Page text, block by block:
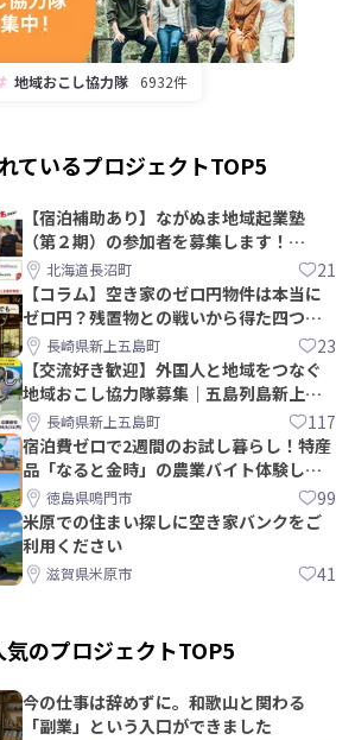
地域おこし協力隊 6932件
ているプロジェクトTOP5
【宿泊補助あり】ながぬま地域起業塾
（第２期）の参加者を募集します！
【8/21〆】
北海道長沼町 21
【コラム】空き家のゼロ円物件は本当に
ゼロ円？残置物との戦いから得た四つの
教訓｜新上五島町
長崎県新上五島町 23
【交流好き歓迎】外国人と地域をつなぐ
地域おこし協力隊募集｜五島列島新上五
島町長崎県新上五島町 117
宿泊費ゼロで2週間のお試し暮らし！特産
品「なると金時」の農業バイト体験して
みませんか？
徳島県鳴門市 99
米原での住まい探しに空き家バンクをご
利用ください
滋賀県米原市 41
気のプロジェクトTOP5
今の仕事は辞めずに。和歌山と関わる
「副業」という入口ができました